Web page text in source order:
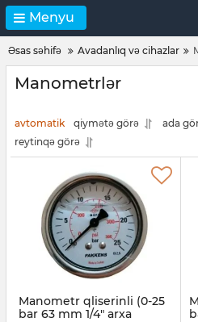
Menyu
Əsas səhifə Avadanlıq və cihazlar
Manometrlər
avtomatik qiymətə görə
ada
reytinqə görə
Manometr qliserinli (0-25
bar 63 mm 1/4" arxa